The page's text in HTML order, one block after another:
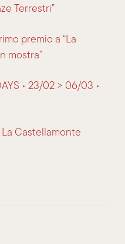
Terrestri”
premio a “La
mostra”
• 23/02 > 06/03 •
La Castellamonte